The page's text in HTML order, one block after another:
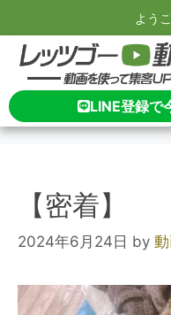
よう
LINE登録で
【密着】
2024年6月24日 by